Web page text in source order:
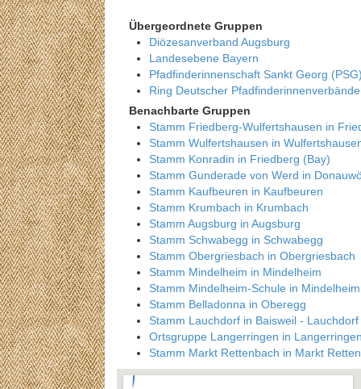
Übergeordnete Gruppen
Diözesanverband Augsburg
Landesebene Bayern
Pfadfinderinnenschaft Sankt Georg
Ring Deutscher
Benachbarte Gruppen
Stamm Friedberg-Wulfertshausen in
Stamm Wulfertshausen in
Stamm Konradin in Friedberg (Bay)
Stamm Gunderade von Werd in
Stamm Kaufbeuren in Kaufbeuren
Stamm Krumbach in Krumbach
Stamm Augsburg in Augsburg
Stamm Schwabegg in Schwabegg
Stamm Obergriesbach in Obergriesbach
Stamm Mindelheim in Mindelheim
Stamm Mindelheim-Schule in Mindelheim
Stamm Belladonna in Oberegg
Stamm Lauchdorf in Baisweil - Lauchdorf
Ortsgruppe Langerringen in
Stamm Markt Rettenbach in Markt